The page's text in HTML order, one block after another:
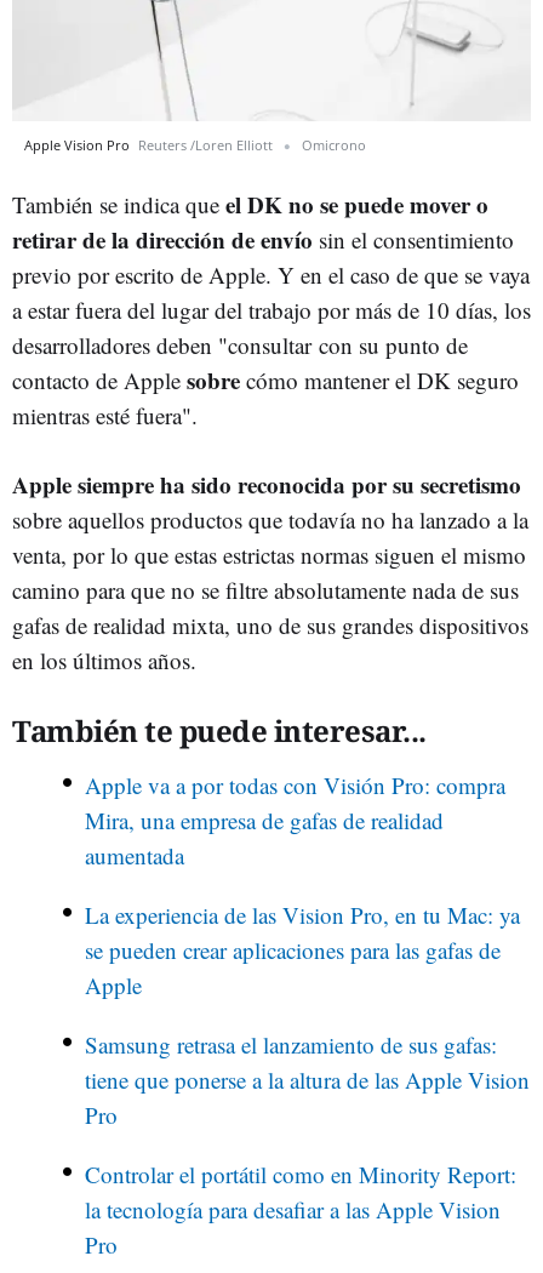
Apple Vision Pro Reuters /Loren Elliott Omicrono
También se indica que el DK no se puede mover o
retirar de la dirección de envío sin el consentimiento
previo por escrito de Apple. Y en el caso de que se vaya
a estar fuera del lugar del trabajo por más de 10 días, los
desarrolladores deben "consultar con su punto de
contacto de Apple sobre cómo mantener el DK seguro
mientras esté fuera".
Apple siempre ha sido reconocida por su secretismo
sobre aquellos productos que todavía no ha lanzado a la
venta, por lo que estas estrictas normas siguen el mismo
camino para que no se filtre absolutamente nada de sus
gafas de realidad mixta, uno de sus grandes dispositivos
en los últimos años.
También te puede interesar...
Apple va a por todas con Visión Pro: compra
Mira, una empresa de gafas de realidad
aumentada
La experiencia de las Vision Pro, en tu Mac: ya
se pueden crear aplicaciones para las gafas de
Apple
Samsung retrasa el lanzamiento de sus gafas:
tiene que ponerse a la altura de las Apple Vision
Pro
Controlar el portátil como en Minority Report:
la tecnología para desafiar a las Apple Vision
Pro